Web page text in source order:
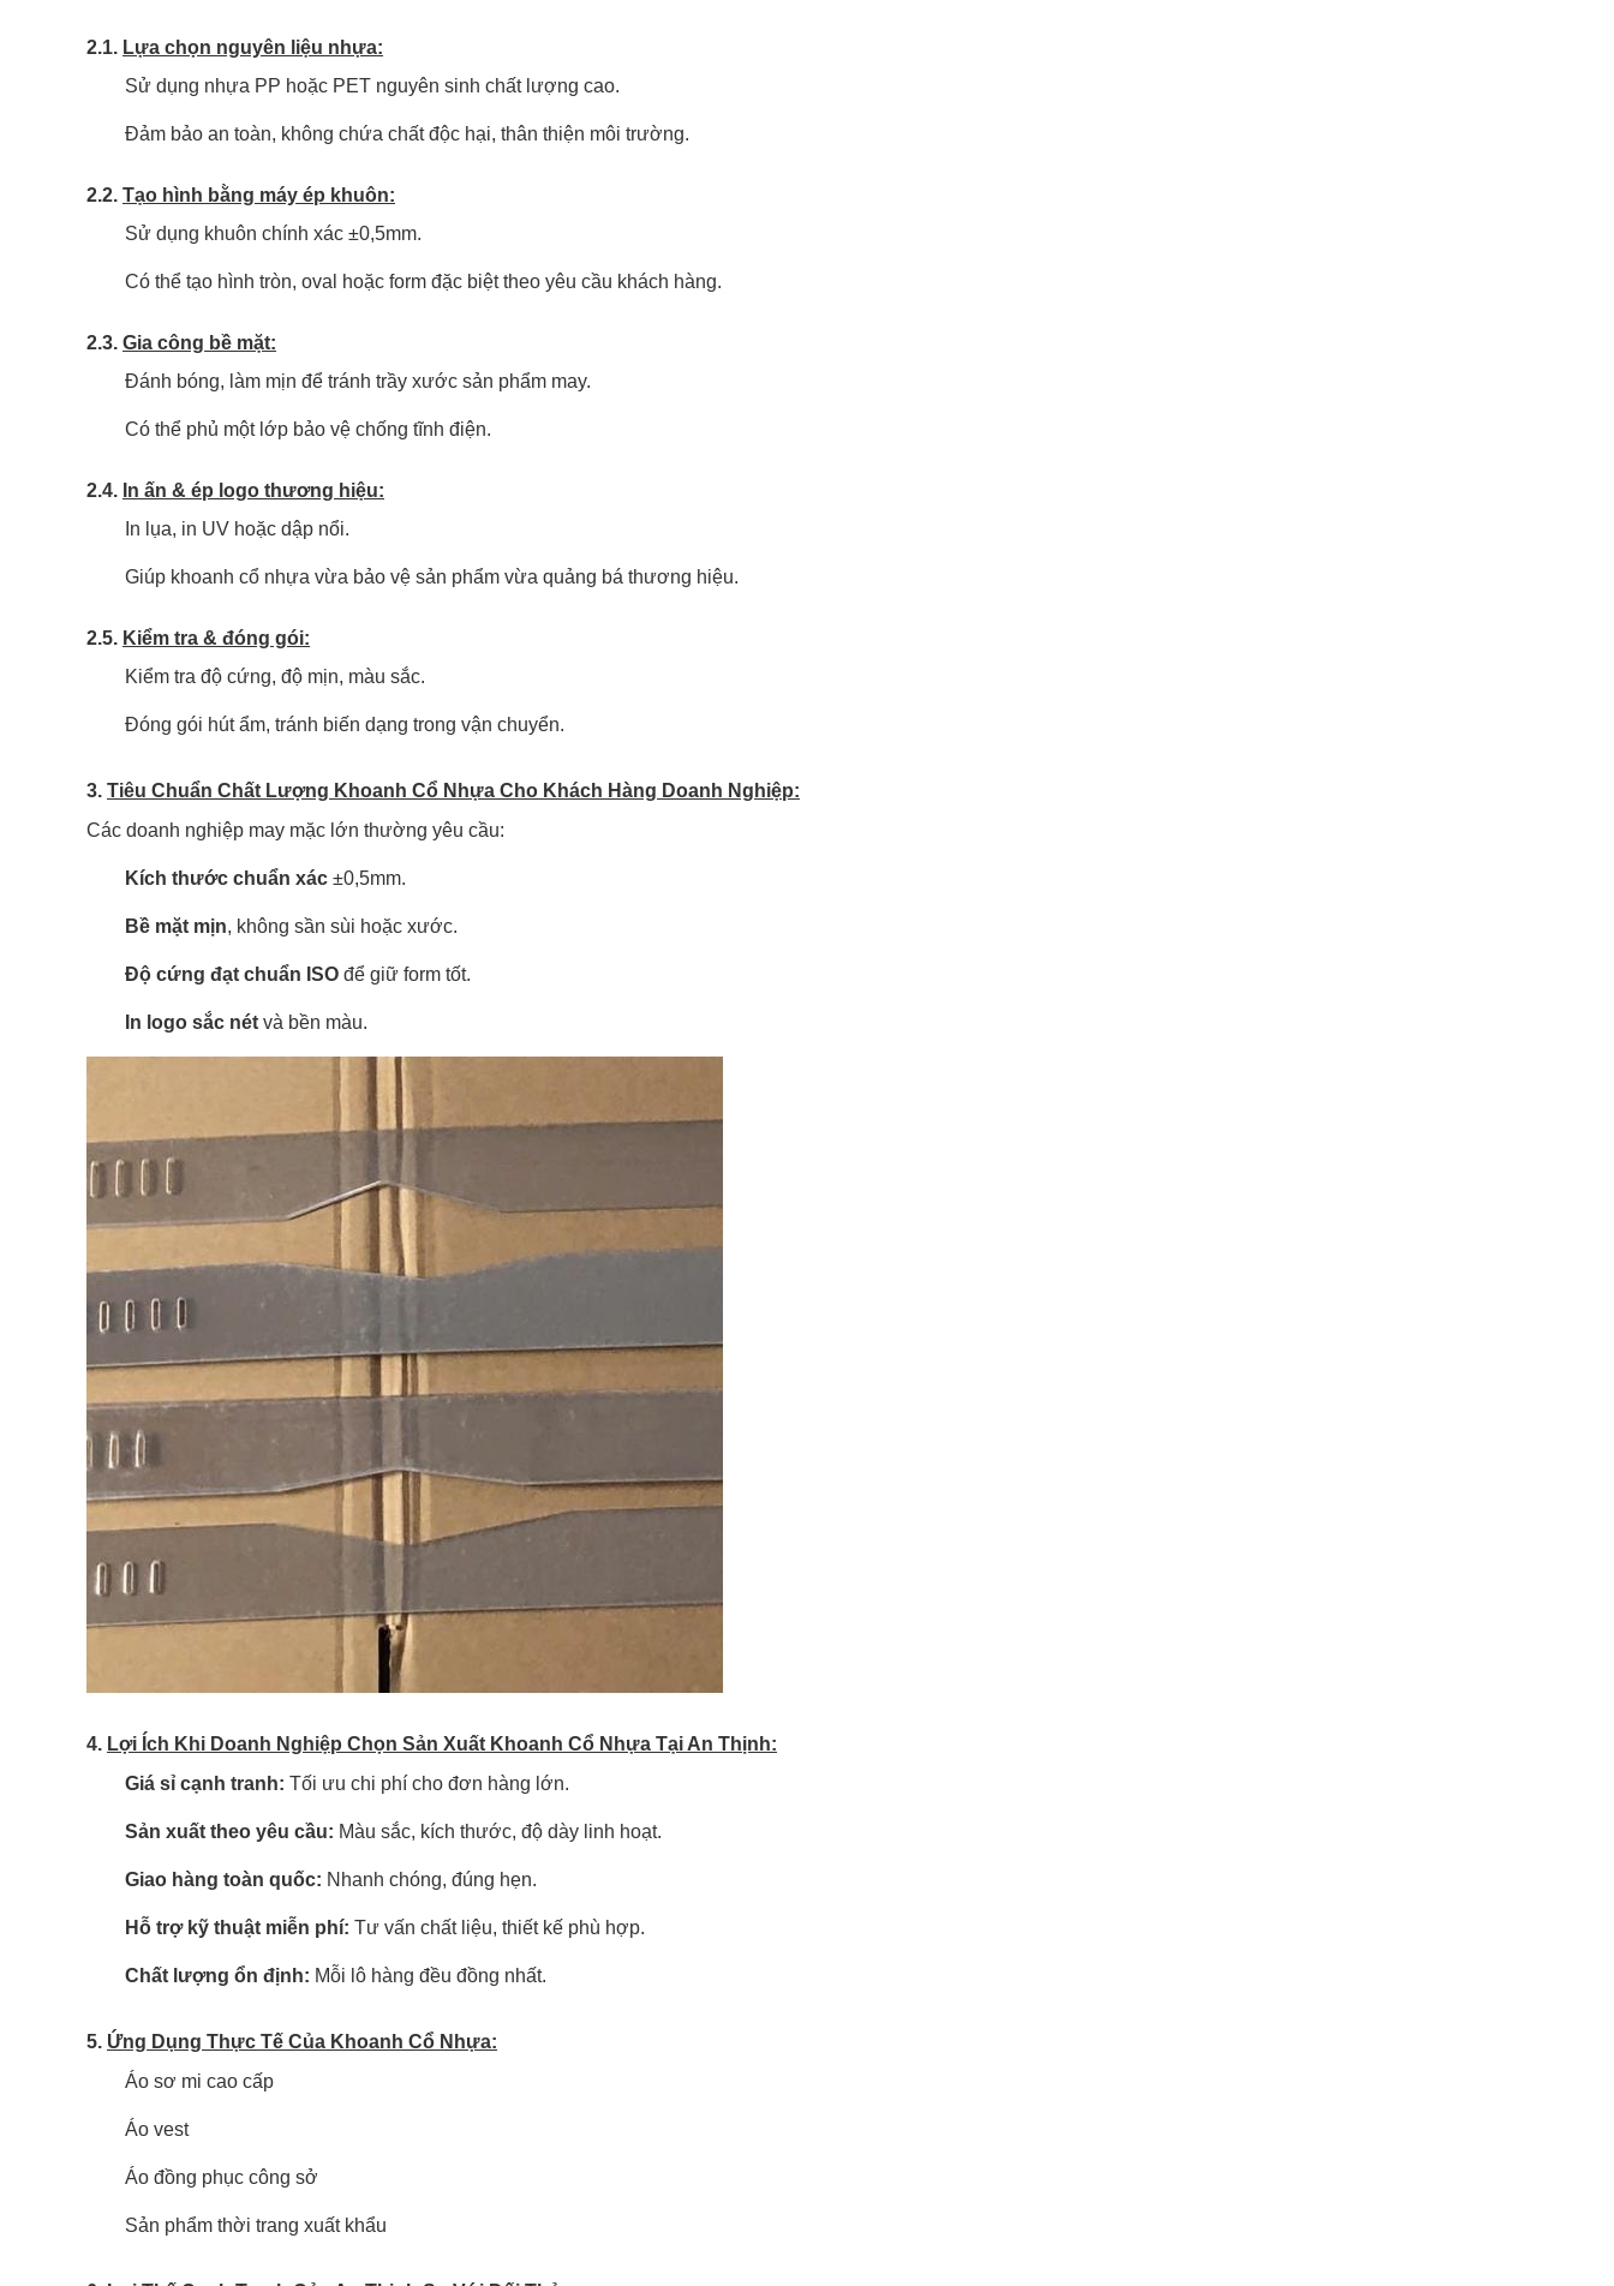
2.1. Lựa chọn nguyên liệu nhựa:
Sử dụng nhựa PP hoặc PET nguyên sinh chất lượng cao.
Đảm bảo an toàn, không chứa chất độc hại, thân thiện môi trường.
2.2. Tạo hình bằng máy ép khuôn:
Sử dụng khuôn chính xác ±0,5mm.
Có thể tạo hình tròn, oval hoặc form đặc biệt theo yêu cầu khách hàng.
2.3. Gia công bề mặt:
Đánh bóng, làm mịn để tránh trầy xước sản phẩm may.
Có thể phủ một lớp bảo vệ chống tĩnh điện.
2.4. In ấn & ép logo thương hiệu:
In lụa, in UV hoặc dập nổi.
Giúp khoanh cổ nhựa vừa bảo vệ sản phẩm vừa quảng bá thương hiệu.
2.5. Kiểm tra & đóng gói:
Kiểm tra độ cứng, độ mịn, màu sắc.
Đóng gói hút ẩm, tránh biến dạng trong vận chuyển.
3. Tiêu Chuẩn Chất Lượng Khoanh Cổ Nhựa Cho Khách Hàng Doanh Nghiệp:
Các doanh nghiệp may mặc lớn thường yêu cầu:
Kích thước chuẩn xác ±0,5mm.
Bề mặt mịn, không sần sùi hoặc xước.
Độ cứng đạt chuẩn ISO để giữ form tốt.
In logo sắc nét và bền màu.
4. Lợi Ích Khi Doanh Nghiệp Chọn Sản Xuất Khoanh Cổ Nhựa Tại An Thịnh:
Giá sỉ cạnh tranh: Tối ưu chi phí cho đơn hàng lớn.
Sản xuất theo yêu cầu: Màu sắc, kích thước, độ dày linh hoạt.
Giao hàng toàn quốc: Nhanh chóng, đúng hẹn.
Hỗ trợ kỹ thuật miễn phí: Tư vấn chất liệu, thiết kế phù hợp.
Chất lượng ổn định: Mỗi lô hàng đều đồng nhất.
5. Ứng Dụng Thực Tế Của Khoanh Cổ Nhựa:
Áo sơ mi cao cấp
Áo vest
Áo đồng phục công sở
Sản phẩm thời trang xuất khẩu